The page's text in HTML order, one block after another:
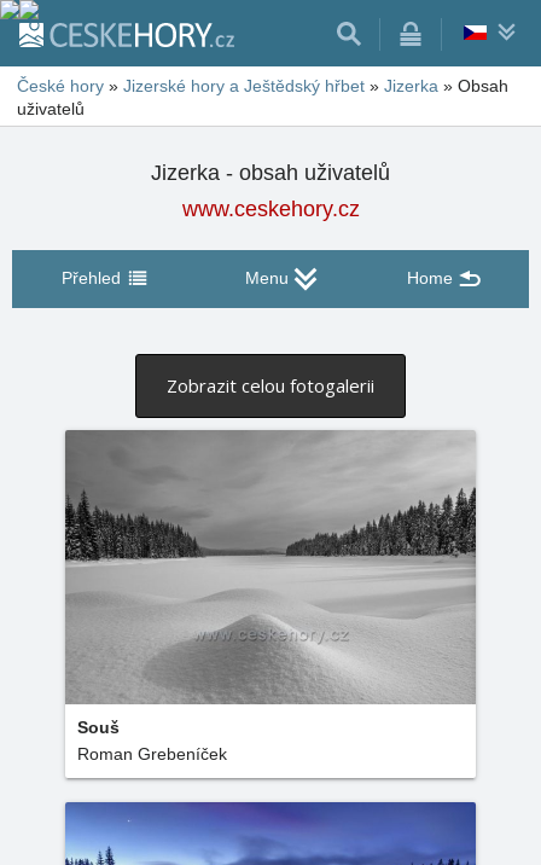
České hory » Jizerské hory a Ještědský hřbet » Jizerka » Obsah
uživatelů
Jizerka - obsah uživatelů
www.ceskehory.cz
Přehled Menu Home
Zobrazit celou fotogalerii
Souš
Roman Grebeníček